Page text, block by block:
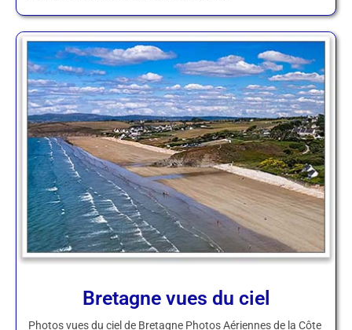
Bretagne vues du ciel
Photos vues du ciel de Bretagne Photos Aériennes de la Côte